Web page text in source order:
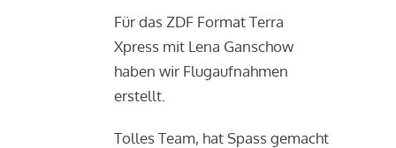
Für das ZDF Format Terra
Xpress mit Lena Ganschow
haben wir Flugaufnahmen
erstellt.
Tolles Team, hat Spass gemacht